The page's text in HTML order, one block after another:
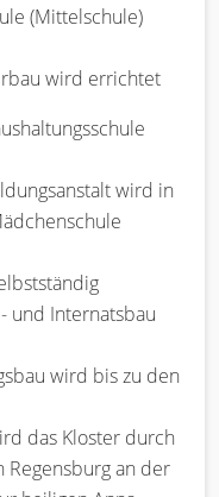
(Mittelschule)
wird errichtet
wird in
und Internatsbau
wird bis zu den
das Kloster durch
Regensburg an der